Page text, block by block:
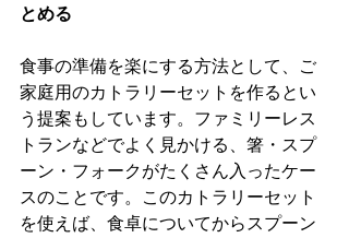
とめる
食事の準備を楽にする方法として、ご
家庭用のカトラリーセットを作るとい
う提案もしています。ファミリーレス
トランなどでよく見かける、箸・スプ
ーン・フォークがたくさん入ったケー
スのことです。このカトラリーセット
を使えば、食卓についてからスプーン